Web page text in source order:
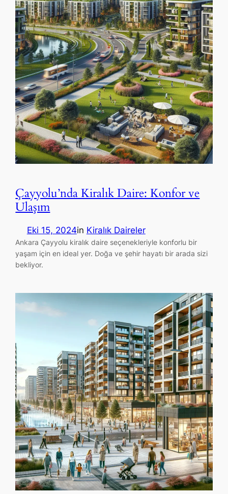
Çayyolu’nda Kiralık Daire: Konfor ve
Ulaşım
Eki 15, 2024in Kiralık Daireler
Ankara Çayyolu kiralık daire seçenekleriyle konforlu bir
yaşam için en ideal yer. Doğa ve şehir hayatı bir arada sizi
bekliyor.